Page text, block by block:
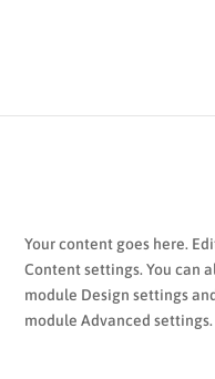
Your content goes here.
Content settings. You can
module Design settings
module Advanced settings.